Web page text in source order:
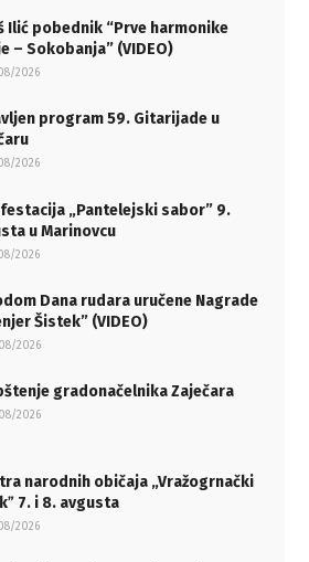
Ilić pobednik “Prve harmonike
– Sokobanja” (VIDEO)
2026
program 59. Gitarijade u
2026
„Pantelejski sabor” 9.
u Marinovcu
2026
Dana rudara uručene Nagrade
Šistek” (VIDEO)
2026
gradonačelnika Zaječara
2026
narodnih običaja „Vražogrnački
7. i 8. avgusta
2026